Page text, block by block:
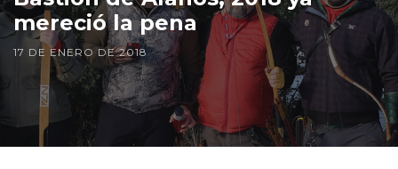
mereció la pena
17 DE ENERO DE 2018